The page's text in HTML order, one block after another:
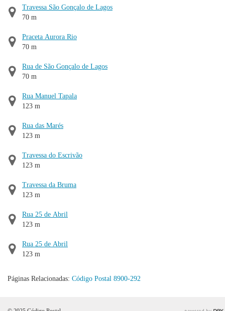
Travessa São Gonçalo de Lagos
70 m
Praceta Aurora Rio
70 m
Rua de São Gonçalo de Lagos
70 m
Rua Manuel Tapala
123 m
Rua das Marés
123 m
Travessa do Escrivão
123 m
Travessa da Bruma
123 m
Rua 25 de Abril
123 m
Rua 25 de Abril
123 m
Páginas Relacionadas: Código Postal 8900-292